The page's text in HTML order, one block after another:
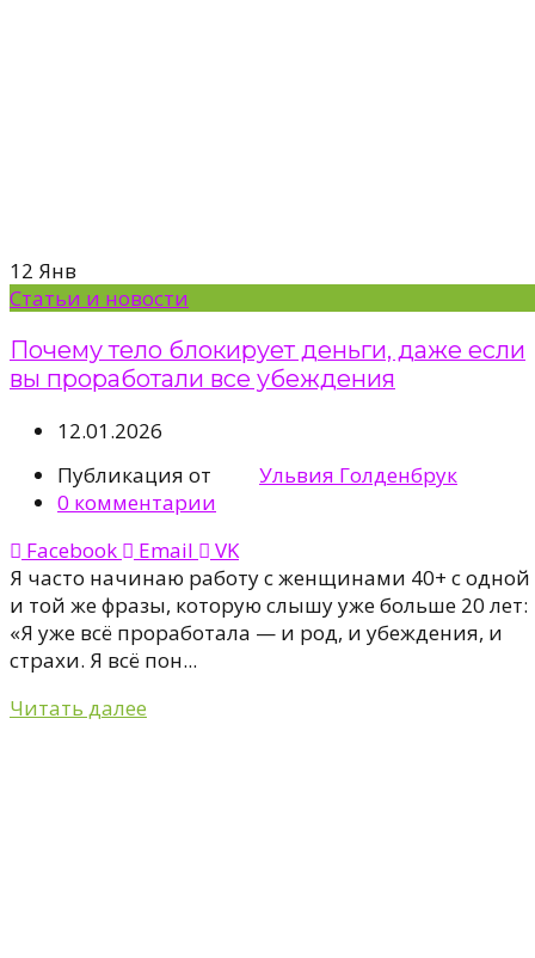
12 Янв
Статьи и новости
Почему тело блокирует деньги, даже если
вы проработали все убеждения
12.01.2026
Публикация от
Ульвия Голденбрук
0 комментарии
Facebook
Email
VK
Я часто начинаю работу с женщинами 40+ с одной
и той же фразы, которую слышу уже больше 20 лет:
«Я уже всё проработала — и род, и убеждения, и
страхи. Я всё пон...
Читать далее